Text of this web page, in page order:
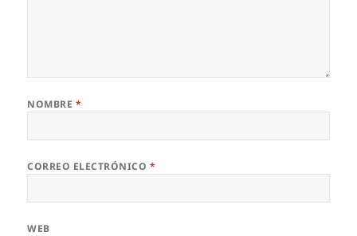
NOMBRE *
CORREO ELECTRÓNICO *
WEB